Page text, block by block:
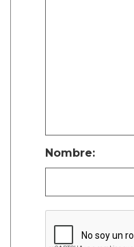
Nombre: